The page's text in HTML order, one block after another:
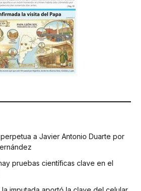
a Javier Antonio Duarte por
pruebas científicas clave en el